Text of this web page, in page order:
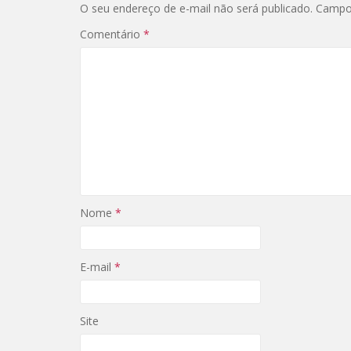
O seu endereço de e-mail não será publicado.
Comentário *
Nome *
E-mail *
Site